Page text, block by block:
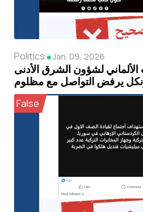
Politics Jan. 09, 2026
الألماني لشؤون الشرق الأدنى
يرفض التواصل مع مظلوم
عبدي غير صحيح
False